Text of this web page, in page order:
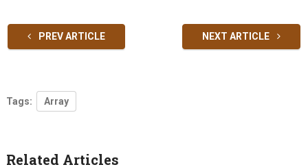
PREV ARTICLE NEXT ARTICLE
Tags: Array
Related Articles